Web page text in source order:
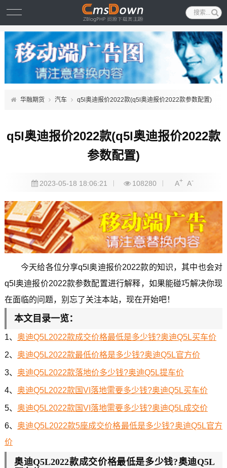
华融期货 汽车 q5l奥迪报价2022款(q5l奥迪报价2022款参数配置)
q5l奥迪报价2022款(q5l奥迪报价2022款
参数配置)
2023-05-18 18:06:21 108280 A+ A-
今天给各位分享q5l奥迪报价2022款的知识，其中也会对
q5l奥迪报价2022款参数配置进行解释，如果能碰巧解决你现
在面临的问题，别忘了关注本站，现在开始吧！
本文目录一览：
1、 奥迪Q5L2022款成交价格最低是多少钱?奥迪Q5L买车价
2、 奥迪Q5L2022款最低价格是多少钱?奥迪Q5L官方价
3、 奥迪Q5L2022款落地价多少钱?奥迪Q5L提车价
4、 奥迪Q5L2022款国VI落地需要多少钱?奥迪Q5L买车价
5、 奥迪Q5L2022款国VI落地需要多少钱?奥迪Q5L成交价
6、奥迪Q5L2022款5座成交价格最低是多少钱?奥迪Q5L官方
价
奥迪Q5L2022款成交价格最低是多少钱?奥迪Q5L